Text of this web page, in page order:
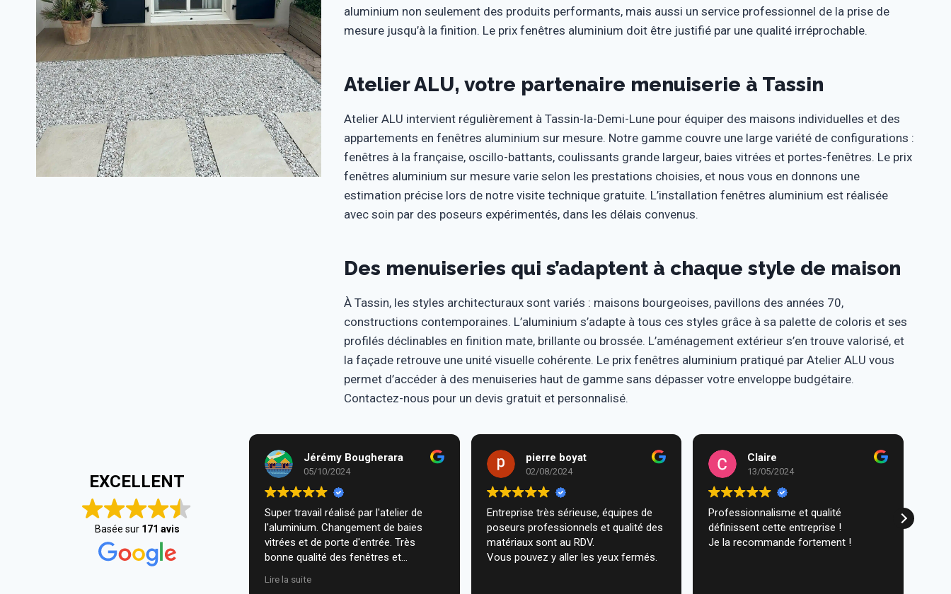
aluminium non seulement des produits performants, mais aussi un service professionnel de la prise de
mesure jusqu’à la finition. Le prix fenêtres aluminium doit être justifié par une qualité irréprochable.
Atelier ALU, votre partenaire menuiserie à Tassin
Atelier ALU intervient régulièrement à Tassin-la-Demi-Lune pour équiper des maisons individuelles et des
appartements en fenêtres aluminium sur mesure. Notre gamme couvre une large variété de configurations :
fenêtres à la française, oscillo-battants, coulissants grande largeur, baies vitrées et portes-fenêtres. Le prix
fenêtres aluminium sur mesure varie selon les prestations choisies, et nous vous en donnons une
estimation précise lors de notre visite technique gratuite. L’installation fenêtres aluminium est réalisée
avec soin par des poseurs expérimentés, dans les délais convenus.
Des menuiseries qui s’adaptent à chaque style de maison
À Tassin, les styles architecturaux sont variés : maisons bourgeoises, pavillons des années 70,
constructions contemporaines. L’aluminium s’adapte à tous ces styles grâce à sa palette de coloris et ses
profilés déclinables en finition mate, brillante ou brossée. L’aménagement extérieur s’en trouve valorisé, et
la façade retrouve une unité visuelle cohérente. Le prix fenêtres aluminium pratiqué par Atelier ALU vous
permet d’accéder à des menuiseries haut de gamme sans dépasser votre enveloppe budgétaire.
Contactez-nous pour un devis gratuit et personnalisé.
EXCELLENT
Basée sur 171 avis
Jérémy Bougherara
05/10/2024
Super travail réalisé par l'atelier de
l'aluminium. Changement de baies
vitrées et de porte d'entrée. Très
bonne qualité des fenêtres et
nous. Je recommande vivement.
Lire la suite
pierre boyat
02/08/2024
Entreprise très sérieuse, équipes de
poseurs professionnels et qualité des
matériaux sont au RDV.
Vous pouvez y aller les yeux fermés.
Claire
13/05/2024
Professionnalisme et qualité
définissent cette entreprise !
Je la recommande fortement !